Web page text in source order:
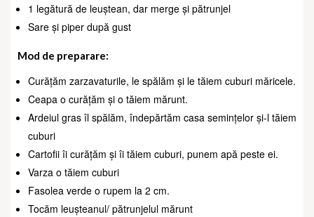
1 legătură de leuștean, dar merge și pătrunjel
Sare și piper după gust
Mod de preparare:
Curățăm zarzavaturile, le spălăm și le tăiem cuburi măricele.
Ceapa o curățăm și o tăiem mărunt.
Ardeiul gras îl spălăm, îndepărtăm casa semințelor și-l tăiem
cuburi
Cartofii îi curățăm și îi tăiem cuburi, punem apă peste ei.
Varza o tăiem cuburi
Fasolea verde o rupem la 2 cm.
Tocăm leușteanul/ pătrunjelul mărunt